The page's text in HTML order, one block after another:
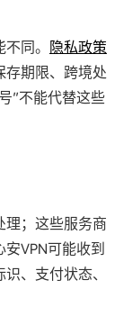
同。
隐私政策
存期限、跨境处
”不能代替这些
理；这些服务商
VPN可能收到
、支付状态、